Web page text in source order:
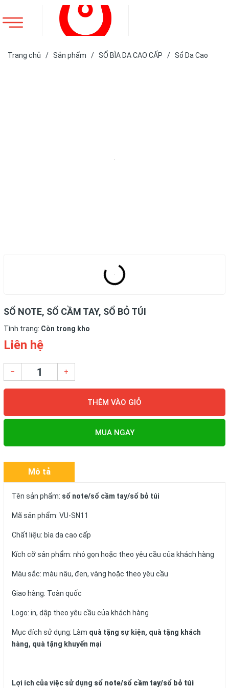
Trang chủ / Sản phẩm / SỔ BÌA DA CAO CẤP / Sổ Da Cao
SỔ NOTE, SỔ CẦM TAY, SỔ BỎ TÚI
Tình trạng: Còn trong kho
Liên hệ
– +
THÊM VÀO GIỎ
MUA NGAY
Mô tả
Tên sản phẩm: sổ note/sổ cầm tay/sổ bỏ túi
Mã sản phẩm: VU-SN11
Chất liệu: bìa da cao cấp
Kích cỡ sản phẩm: nhỏ gọn hoặc theo yêu cầu của khách hàng
Màu sắc: màu nâu, đen, vàng hoặc theo yêu cầu
Giao hàng: Toàn quốc
Logo: in, dập theo yêu cầu của khách hàng
Mục đích sử dụng: Làm quà tặng sự kiện, quà tặng khách
hàng, quà tặng khuyến mại
Lợi ích của việc sử dụng sổ note/sổ cầm tay/sổ bỏ túi